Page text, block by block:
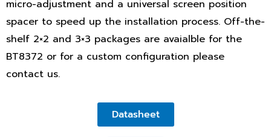
micro-adjustment and a universal screen position
spacer to speed up the installation process. Off-the-
shelf 2×2 and 3×3 packages are avaialble for the
BT8372 or for a custom configuration please
contact us.
Datasheet